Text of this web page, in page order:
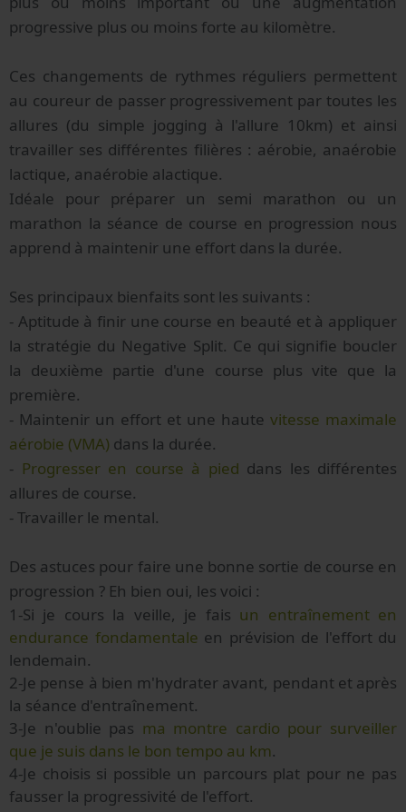
progressive plus ou moins forte au kilomètre.
Ces changements de rythmes réguliers permettent
au coureur de passer progressivement par toutes les
allures (du simple jogging à l'allure 10km) et ainsi
travailler ses différentes filières : aérobie, anaérobie
lactique, anaérobie alactique.
Idéale pour préparer un semi marathon ou un
marathon la séance de course en progression nous
apprend à maintenir une effort dans la durée.
Ses principaux bienfaits sont les suivants :
- Aptitude à finir une course en beauté et à appliquer
la stratégie du Negative Split. Ce qui signifie boucler
la deuxième partie d'une course plus vite que la
première.
- Maintenir un effort et une haute vitesse maximale
aérobie (VMA) dans la durée.
- Progresser en course à pied dans les différentes
allures de course.
- Travailler le mental.
Des astuces pour faire une bonne sortie de course en
progression ? Eh bien oui, les voici :
1-Si je cours la veille, je fais un entraînement en
endurance fondamentale en prévision de l'effort du
lendemain.
2-Je pense à bien m'hydrater avant, pendant et après
la séance d'entraînement.
3-Je n'oublie pas ma montre cardio pour surveiller
que je suis dans le bon tempo au km.
4-Je choisis si possible un parcours plat pour ne pas
fausser la progressivité de l'effort.